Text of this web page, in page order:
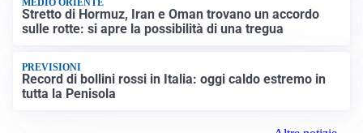
MEDIO ORIENTE
Stretto di Hormuz, Iran e Oman trovano un accordo
sulle rotte: si apre la possibilità di una tregua
PREVISIONI
Record di bollini rossi in Italia: oggi caldo estremo in
tutta la Penisola